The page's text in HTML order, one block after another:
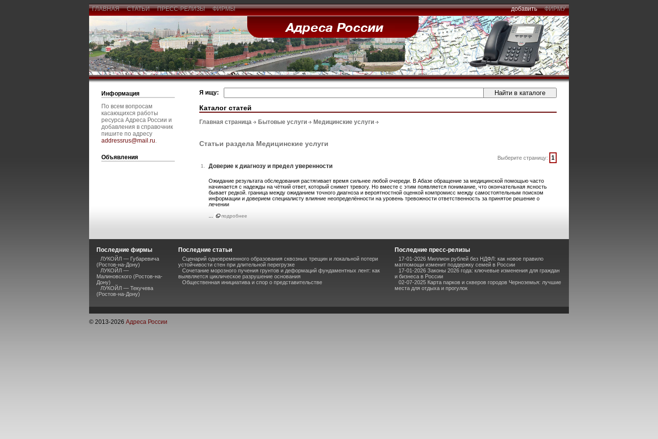
ГЛАВНАЯ СТАТЬИ ПРЕСС-РЕЛИЗЫ ФИРМЫ добавить ФИРМУ
Информация
По всем вопросам
касающихся работы
ресурса Адреса России и
добавления в справочник
пишите по адресу
addressrus@mail.ru.
Объявления
Я ищу:
Каталог статей
Главная страница Бытовые услуги Медицинские услуги
Статьи раздела Медицинские услуги
Выберите страницу: 1
1. Доверие к диагнозу и предел уверенности
Ожидание результата обследования растягивает время сильнее любой очереди. В Абазе обращение за медицинской помощью часто
начинается с надежды на чёткий ответ, который снимет тревогу. Но вместе с этим появляется понимание, что окончательная ясность
бывает редкой. граница между ожиданием точного диагноза и вероятностной оценкой компромисс между самостоятельным поиском
информации и доверием специалисту влияние неопределённости на уровень тревожности ответственность за принятое решение о
лечении
подробнее
Последние фирмы
ЛУКОЙЛ — Губаревича
(Ростов-на-Дону)
ЛУКОЙЛ —
Малиновского (Ростов-на-
Дону)
ЛУКОЙЛ — Текучева
(Ростов-на-Дону)
Последние статьи
Сценарий одновременного образования сквозных трещин и локальной потери
устойчивости стен при длительной перегрузке
Сочетание морозного пучения грунтов и деформаций фундаментных лент: как
выявляется циклическое разрушение основания
Общественная инициатива и спор о представительстве
Последние пресс-релизы
17-01-2026 Миллион рублей без НДФЛ: как новое правило
матпомощи изменит поддержку семей в России
17-01-2026 Законы 2026 года: ключевые изменения для граждан
и бизнеса в России
02-07-2025 Карта парков и скверов городов Черноземья: лучшие
места для отдыха и прогулок
© 2013-2026 Адреса России